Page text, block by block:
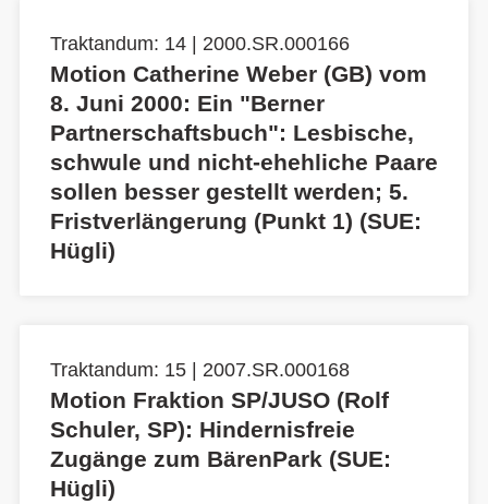
Traktandum: 14 | 2000.SR.000166
Motion Catherine Weber (GB) vom
8. Juni 2000: Ein "Berner
Partnerschaftsbuch": Lesbische,
schwule und nicht-ehehliche Paare
sollen besser gestellt werden; 5.
Fristverlängerung (Punkt 1) (SUE:
Hügli)
Traktandum: 15 | 2007.SR.000168
Motion Fraktion SP/JUSO (Rolf
Schuler, SP): Hindernisfreie
Zugänge zum BärenPark (SUE:
Hügli)